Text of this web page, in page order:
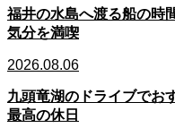
福井の水島へ渡る船の時
気分を満喫
2026.08.06
九頭竜湖のドライブでお
最高の休日